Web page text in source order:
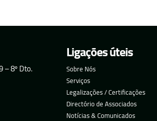
– 8º Dto.
Ligações úteis
Sobre Nós
Serviços
Legalizações / Certificações
Directório de Associados
Notícias & Comunicados